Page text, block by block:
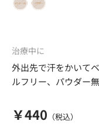
治療中に
外出先で汗をかいて
ルフリー、パウダー
￥440 （税込）